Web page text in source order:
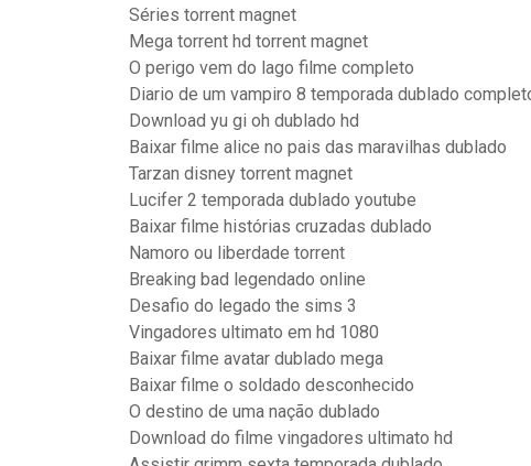
Séries torrent magnet
Mega torrent hd torrent magnet
O perigo vem do lago filme completo
Diario de um vampiro 8 temporada dublado
Download yu gi oh dublado hd
Baixar filme alice no pais das maravilhas dublado
Tarzan disney torrent magnet
Lucifer 2 temporada dublado youtube
Baixar filme histórias cruzadas dublado
Namoro ou liberdade torrent
Breaking bad legendado online
Desafio do legado the sims 3
Vingadores ultimato em hd 1080
Baixar filme avatar dublado mega
Baixar filme o soldado desconhecido
O destino de uma nação dublado
Download do filme vingadores ultimato hd